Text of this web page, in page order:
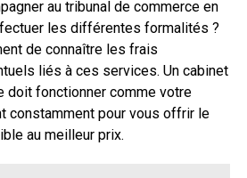
au tribunal de commerce en
les différentes formalités ?
de connaître les frais
liés à ces services. Un cabinet
doit fonctionner comme votre
constamment pour vous offrir le
au meilleur prix.